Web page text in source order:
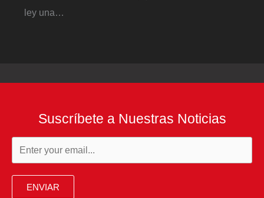
ley una…
Suscríbete a Nuestras Noticias
ENVIAR